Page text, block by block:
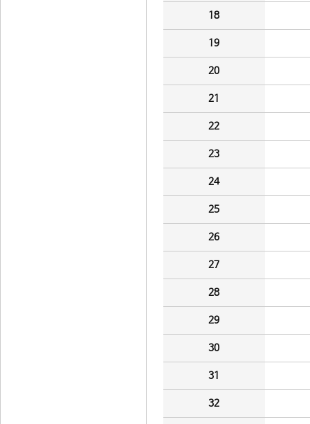
18
19
20
21
22
23
24
25
26
27
28
29
30
31
32